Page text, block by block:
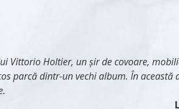
Holtier, un şir de covoare,
parcă dintr-un vechi album. În